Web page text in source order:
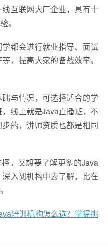
互联网大厂企业，具有十
。
都会进行就业指导、面试
，提高大家的备战效率。
与情况，可选择适合的学
线上就是Java直播班，不
的，讲师资质也都是相同
，又想要了解更多的Java
入到机构中去了解，比在
培训机构怎么选？掌握挑